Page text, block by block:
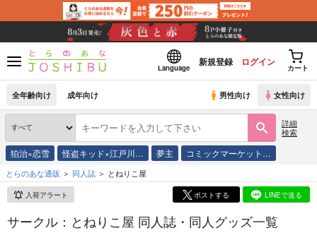
Language
新規登録 ログイン
カート
全年齢向け 成年向け 男性向け 女性向け
詳細
検索
狛治×恋雪 怪盗キッド×江戸川… 夢主 コミックマーケット…
とらのあな通販 同人誌 とねりこ屋
入荷アラート ポストする LINEで送る
サークル：とねりこ屋 同人誌・同人グッズ一覧